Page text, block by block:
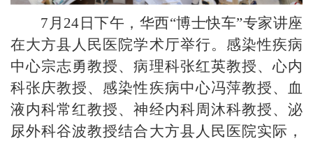
7 月 24 日 下午 ，华西“博士快车”专家讲座
在大方县人民医院学术厅举行。 感染性疾病
中心宗志勇教授、病理科张红英教授、心内
科张庆教授、感染性疾病中心冯萍教授、血
液内科常红教授、神经内科周沐科教授、泌
尿外科谷波教授结合大方县人民医院实际，